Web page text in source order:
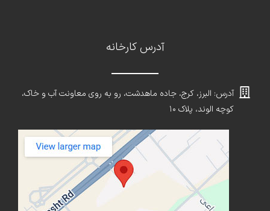
آدرس کارخانه
آدرس: البرز، کرج، جاده ماهدشت، رو به روی معاونت آب و خاک،
کوچه الوند، پلاک ۱۰